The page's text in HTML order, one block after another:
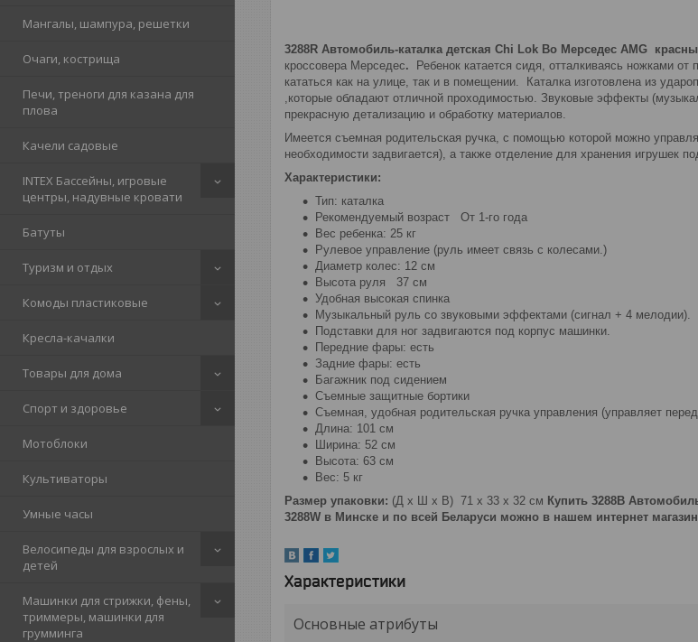
Мангалы, шампура, решетки
Очаги, кострища
Печи, треноги для казана для
плова
Качели садовые
INTEX Бассейны, игровые
центры, надувные кровати
Батуты
Туризм и отдых
Комоды пластиковые
Кресла-качалки
Товары для дома
Спорт и здоровье
Мотоблоки
Культиваторы
Умные часы
Велосипеды для взрослых и
детей
Машинки для стрижки, фены,
триммеры, машинки для
грумминга
3288R Автомобиль-каталка детская Chi Lok Bo Мерседес AMG
кроссовера Мерседес. Ребенок катается сидя, отталкиваясь ножками
кататься как на улице, так и в помещении. Каталка изготовлена из
,которые обладают отличной проходимостью. Звуковые эффекты
прекрасную детализацию и обработку материалов.
Имеется съемная родительская ручка, с помощью которой можно
необходимости задвигается), а также отделение для хранения игрушек
Характеристики:
Тип: каталка
Рекомендуемый возраст От 1-го года
Вес ребенка: 25 кг
Рулевое управление (руль имеет связь с колесами.)
Диаметр колес: 12 см
Высота руля 37 см
Удобная высокая спинка
Музыкальный руль со звуковыми эффектами (сигнал + 4 мелодии).
Подставки для ног задвигаются под корпус машинки.
Передние фары: есть
Задние фары: есть
Багажник под сидением
Съемные защитные бортики
Съемная, удобная родительская ручка управления (управляет
Длина: 101 см
Ширина: 52 см
Высота: 63 см
Вес: 5 кг
Размер упаковки: (Д х Ш х В) 71 х 33 х 32 см Купить 3288B
3288W в Минске и по всей Беларуси можно в нашем интернет
Характеристики
Основные атрибуты